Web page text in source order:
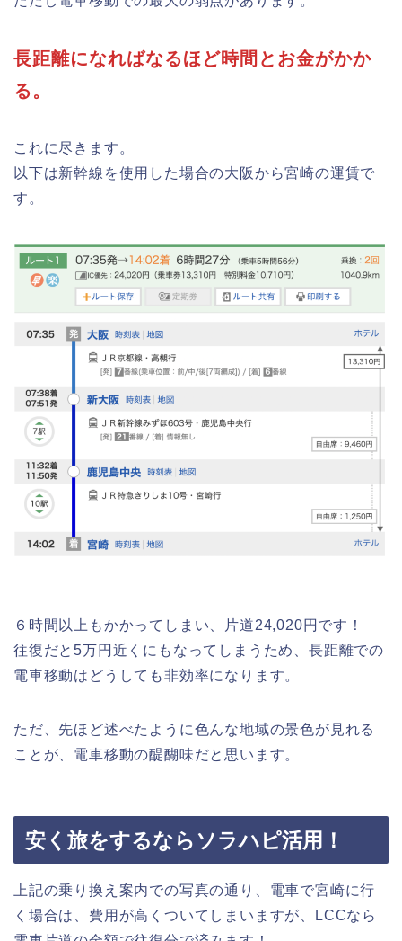
長距離になればなるほど時間とお金がかか
る。
これに尽きます。
以下は新幹線を使用した場合の大阪から宮崎の運賃で
す。
６時間以上もかかってしまい、片道24,020円です！
往復だと5万円近くにもなってしまうため、長距離での
電車移動はどうしても非効率になります。
ただ、先ほど述べたように色んな地域の景色が見れる
ことが、電車移動の醍醐味だと思います。
安く旅をするならソラハピ活用！
上記の乗り換え案内での写真の通り、電車で宮崎に行
く場合は、費用が高くついてしまいますが、LCCなら